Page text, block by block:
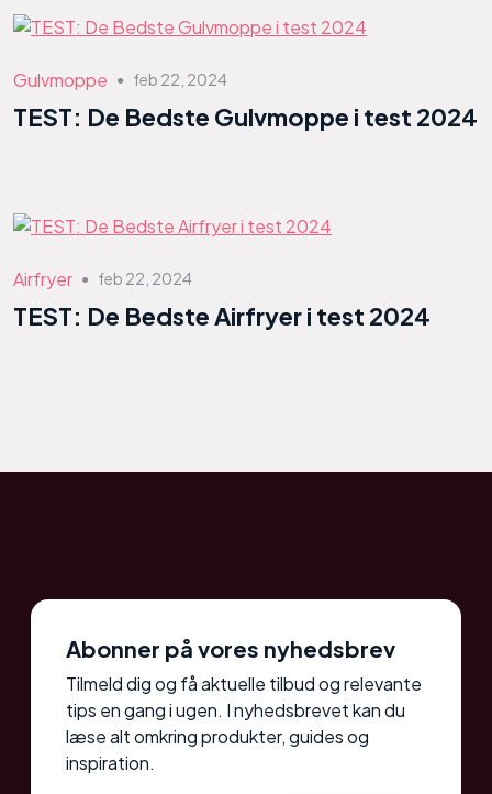
Gulvmoppe ● feb 22, 2024
TEST: De Bedste Gulvmoppe i test 2024
Airfryer ● feb 22, 2024
TEST: De Bedste Airfryer i test 2024
Abonner på vores nyhedsbrev
Tilmeld dig og få aktuelle tilbud og relevante
tips en gang i ugen. I nyhedsbrevet kan du
læse alt omkring produkter, guides og
inspiration.